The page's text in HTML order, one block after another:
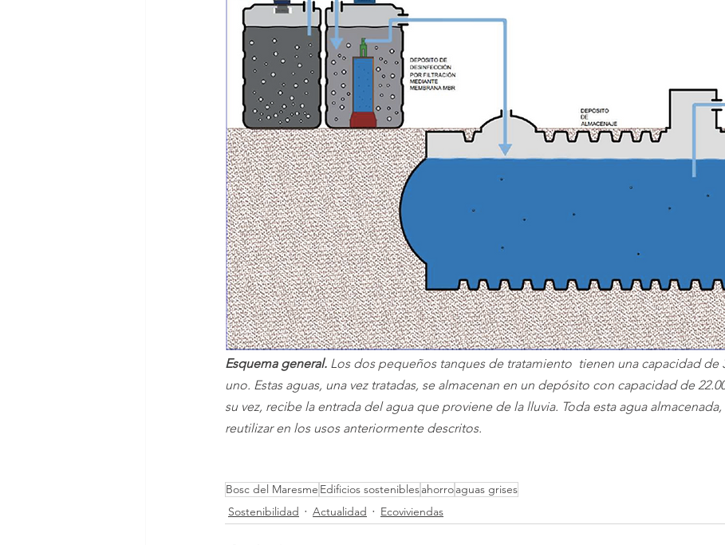
Esquema general. Los dos pequeños tanques de tratamiento  tienen una capacidad de
uno. Estas aguas, una vez tratadas, se almacenan en un depósito con capacidad de
su vez, recibe la entrada del agua que proviene de la lluvia. Toda esta agua
reutilizar en los usos anteriormente descritos.
Bosc del Maresme Edificios sosteniblesahorroaguas grises
Sostenibilidad
Actualidad Ecoviviendas